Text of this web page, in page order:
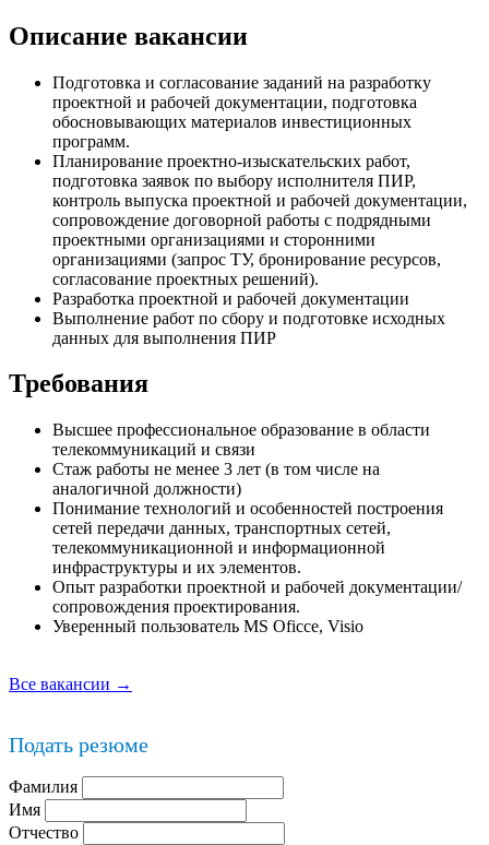
Описание вакансии
Подготовка и согласование заданий на разработку
проектной и рабочей документации, подготовка
обосновывающих материалов инвестиционных
программ.
Планирование проектно-изыскательских работ,
подготовка заявок по выбору исполнителя ПИР,
контроль выпуска проектной и рабочей документации,
сопровождение договорной работы с подрядными
проектными организациями и сторонними
организациями (запрос ТУ, бронирование ресурсов,
согласование проектных решений).
Разработка проектной и рабочей документации
Выполнение работ по сбору и подготовке исходных
данных для выполнения ПИР
Требования
Высшее профессиональное образование в области
телекоммуникаций и связи
Стаж работы не менее 3 лет (в том числе на
аналогичной должности)
Понимание технологий и особенностей построения
сетей передачи данных, транспортных сетей,
телекоммуникационной и информационной
инфраструктуры и их элементов.
Опыт разработки проектной и рабочей документации/
сопровождения проектирования.
Уверенный пользователь MS Oficce, Visio
Все вакансии →
Подать резюме
Фамилия
Имя
Отчество